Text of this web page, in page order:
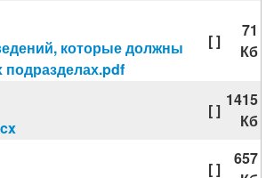
которые должны
[ ]
71
Кб
[ ]
1415
Кб
[ ]
657